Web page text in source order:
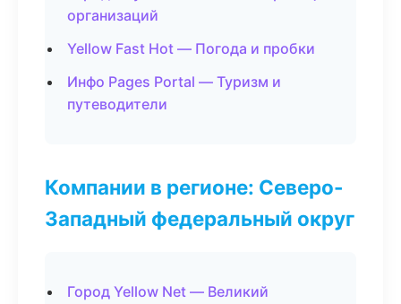
организаций
Yellow Fast Hot — Погода и пробки
Инфо Pages Portal — Туризм и
путеводители
Компании в регионе: Северо-
Западный федеральный округ
Город Yellow Net — Великий